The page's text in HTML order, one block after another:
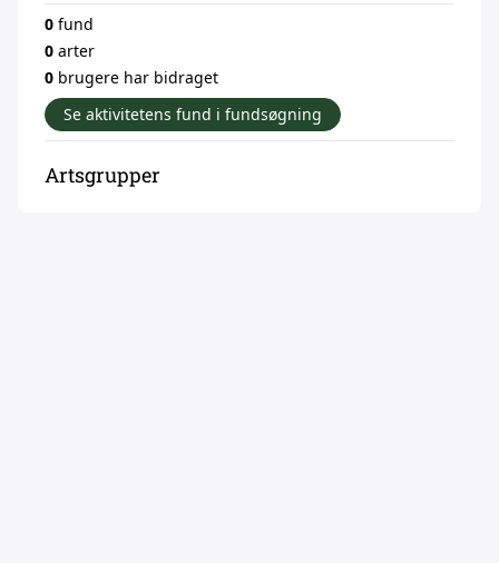
0 fund
0 arter
0 brugere har bidraget
Se aktivitetens fund i fundsøgning
Artsgrupper